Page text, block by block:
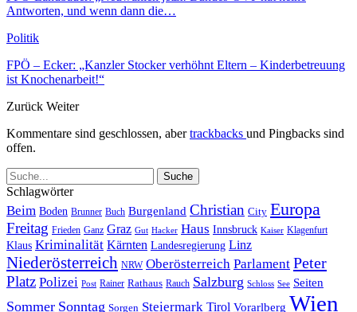
Antworten, und wenn dann die…
Politik
FPÖ – Ecker: „Kanzler Stocker verhöhnt Eltern – Kinderbetreuung
ist Knochenarbeit!“
Zurück Weiter
Kommentare sind geschlossen, abertrackbacks und Pingbacks sind
offen.
Schlagwörter
Beim Boden Brunner Buch Burgenland Christian City Europa
Freitag Frieden Ganz Graz Gut Hacker Haus Innsbruck Kaiser Klagenfurt
Klaus Kriminalität Kärnten Landesregierung Linz
Niederösterreich NRW Oberösterreich Parlament Peter
Platz Polizei Post Rainer Rathaus Rauch Salzburg Schloss See Seiten
Sommer Sonntag Sorgen Steiermark Tirol Vorarlberg Wien